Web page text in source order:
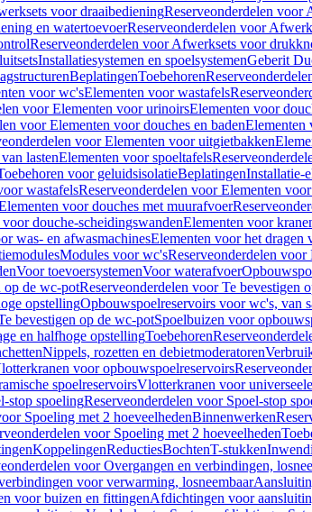
voor draaibedieningReserveonderdelen voor
en watertoevoerReserveonderdelen voor
Reserveonderdelen voor Afwerksets voor
Installatiesystemen en spoelsystemenGeberit
BeplatingenToebehoren
voor wc'sElementen voor wastafels
voor Elementen voor urinoirsElementen voor
voor Elementen voor douches en badenElementen
voor Elementen voor uitgietbakken
lastenElementen voor spoeltafels
voor geluidsisolatieBeplatingenInstallatie-
wastafelsReserveonderdelen voor Elementen
voor douches met muurafvoer
douche-scheidingswandenElementen voor
was- en afwasmachinesElementen voor het dragen
Modules voor wc'sReserveonderdelen
Voor toevoersystemenVoor waterafvoer
op de wc-potReserveonderdelen voor Te bevestigen
opstellingOpbouwspoelreservoirs voor wc's, van
bevestigen op de wc-potSpoelbuizen voor
en halfhoge opstellingToebehoren
Nippels, rozetten en debietmoderatoren
voor opbouwspoelreservoirs
spoelreservoirsVlotterkranen voor
stop spoelingReserveonderdelen voor Spoel-stop
Spoeling met 2 hoeveelhedenBinnenwerken
voor Spoeling met 2 hoeveelheden
KoppelingenReductiesBochtenT-stukken
voor Overgangen en verbindingen,
voor verwarming, losneembaar
voor buizen en fittingenAfdichtingen voor